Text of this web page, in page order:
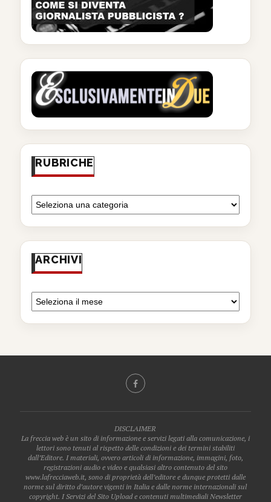
RUBRICHE
ARCHIVI
DISCLAIMER
La freccia web è un sito di informazione e servizi legati alla comunicazione, i
lettori sono tenuti al rispetto delle condizioni e dei termini stabiliti
dall’Editore. I materiali, ovvero articoli di informazione, immagini, foto,
registrazioni audio e video e qualsiasi altro contenuto del sito
www.lafrecciaweb.it, sono di proprietà dell’editore e dunque protetti dalle
norme sul diritto d’autore vigenti in Italia e dalle norme internazionali sul
copyright. I Servizi del Sito Upload e contenuti multimediali Newsletter